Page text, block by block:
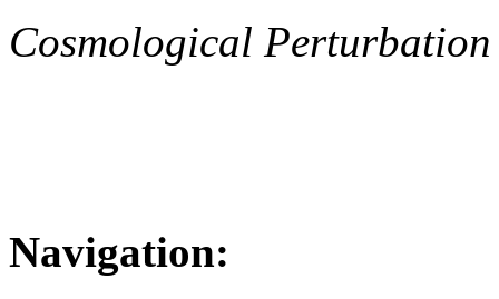
Cosmological
Navigation: